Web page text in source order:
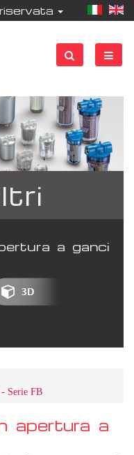
a ganci
Serie FB
apertura a